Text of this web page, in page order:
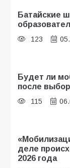
Батайские
123
Будет ли
после
115
деле
2026 года